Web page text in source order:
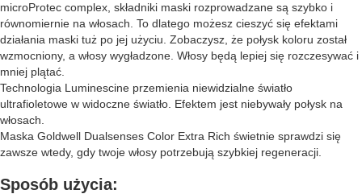
microProtec complex, składniki maski rozprowadzane są szybko i
równomiernie na włosach. To dlatego możesz cieszyć się efektami
działania maski tuż po jej użyciu. Zobaczysz, że połysk koloru został
wzmocniony, a włosy wygładzone. Włosy będą lepiej się rozczesywać i
mniej plątać.
Technologia Luminescine przemienia niewidzialne światło
ultrafioletowe w widoczne światło. Efektem jest niebywały połysk na
włosach.
Maska Goldwell Dualsenses Color Extra Rich świetnie sprawdzi się
zawsze wtedy, gdy twoje włosy potrzebują szybkiej regeneracji.
Sposób użycia: